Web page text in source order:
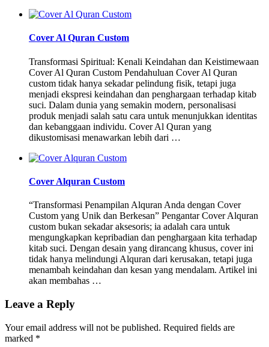
Cover Al Quran Custom
Transformasi Spiritual: Kenali Keindahan dan Keistimewaan
Cover Al Quran Custom Pendahuluan Cover Al Quran
custom tidak hanya sekadar pelindung fisik, tetapi juga
menjadi ekspresi keindahan dan penghargaan terhadap kitab
suci. Dalam dunia yang semakin modern, personalisasi
produk menjadi salah satu cara untuk menunjukkan identitas
dan kebanggaan individu. Cover Al Quran yang
dikustomisasi menawarkan lebih dari …
Cover Alquran Custom
“Transformasi Penampilan Alquran Anda dengan Cover
Custom yang Unik dan Berkesan” Pengantar Cover Alquran
custom bukan sekadar aksesoris; ia adalah cara untuk
mengungkapkan kepribadian dan penghargaan kita terhadap
kitab suci. Dengan desain yang dirancang khusus, cover ini
tidak hanya melindungi Alquran dari kerusakan, tetapi juga
menambah keindahan dan kesan yang mendalam. Artikel ini
akan membahas …
Leave a Reply
Your email address will not be published. Required fields are
marked *